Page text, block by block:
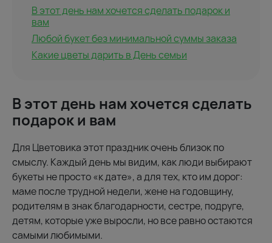
В этот день нам хочется сделать подарок и
вам
Любой букет без минимальной суммы заказа
Какие цветы дарить в День семьи
В этот день нам хочется сделать
подарок и вам
Для Цветовика этот праздник очень близок по
смыслу. Каждый день мы видим, как люди выбирают
букеты не просто «к дате», а для тех, кто им дорог:
маме после трудной недели, жене на годовщину,
родителям в знак благодарности, сестре, подруге,
детям, которые уже выросли, но все равно остаются
самыми любимыми.